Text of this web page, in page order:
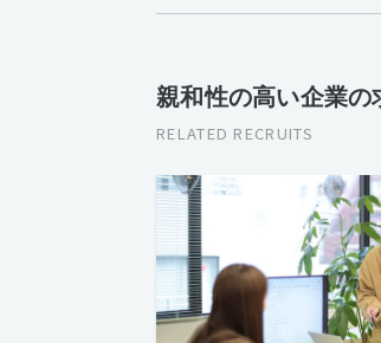
親和性の高い企業の
RELATED RECRUITS